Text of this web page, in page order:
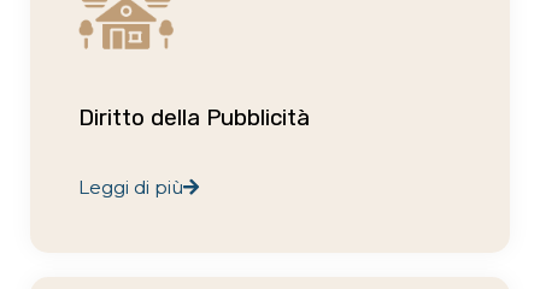
Diritto della Pubblicità
Leggi di più